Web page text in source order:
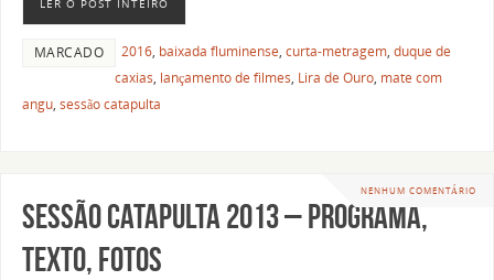
MARCADO 2016, baixada fluminense,curta-metragem,duque de
caxias, lançamento de filmes, Lira de Ouro, mate com
angu, sessão catapulta
NENHUM COMENTÁRIO
Sessão Catapulta 2013 – programa,
texto, fotos